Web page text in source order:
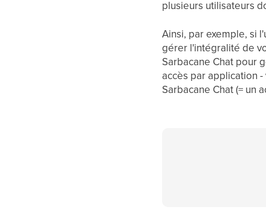
plusieurs utilisateurs
Ainsi, par exemple, si
gérer l'intégralité de
Sarbacane Chat pour
accès par application
Sarbacane Chat (= un